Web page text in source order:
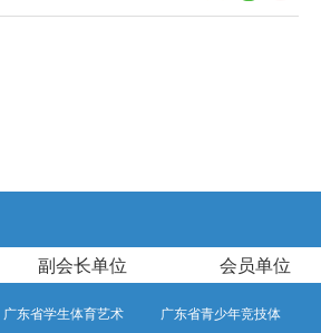
副会长单位 会员单位
广东省学生体育艺术
广东省青少年竞技体